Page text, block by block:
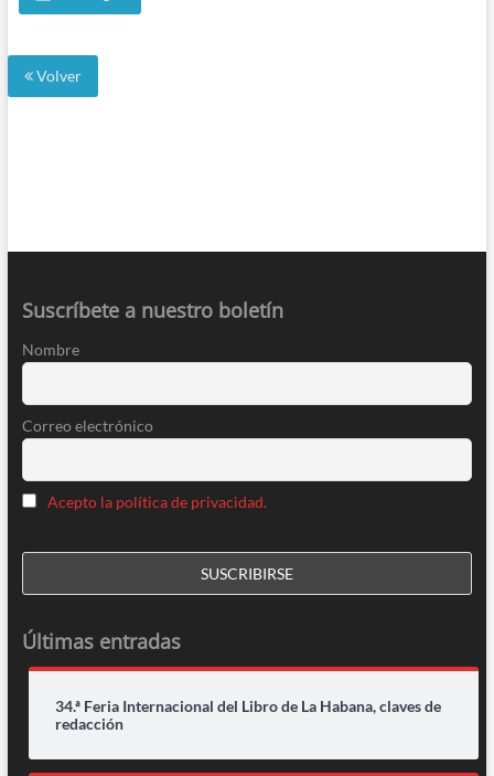
Volver
Suscríbete a nuestro boletín
Nombre
Correo electrónico
Acepto la política de privacidad.
Últimas entradas
34.ª Feria Internacional del Libro de La Habana, claves de
redacción